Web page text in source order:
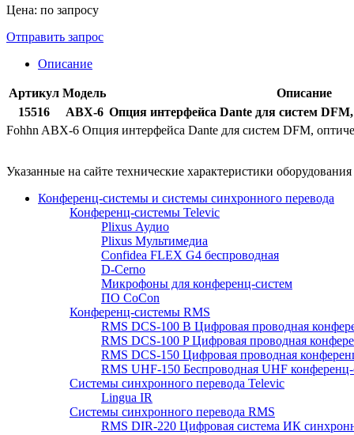
Цена: по запросу
Отправить запрос
Описание
Артикул Модель
Описание
15516
ABX-6 Опция интерфейса Dante для систем
Fohhn ABX-6 Опция интерфейса Dante для систем DFM,
Указанные на сайте технические характеристики
Конференц-системы и системы синхронного перевода
Конференц-системы Televic
Plixus Аудио
Plixus Мультимедиа
Confidea FLEX G4 беспроводная
D-Cerno
Микрофоны для конференц-систем
ПО CoCon
Конференц-системы RMS
RMS DCS-100 B Цифровая проводная
RMS DCS-100 P Цифровая проводная
RMS DCS-150 Цифровая проводная
RMS UHF-150 Беспроводная UHF конференц-
Системы синхронного перевода Televic
Lingua IR
Системы синхронного перевода RMS
RMS DIR-220 Цифровая система ИК